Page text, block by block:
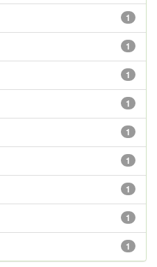
1
1
1
1
1
1
1
1
1